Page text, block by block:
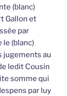
(blanc)
Gallon et
par
le (blanc)
jugements au
ledit Cousin
somme qui
par luy